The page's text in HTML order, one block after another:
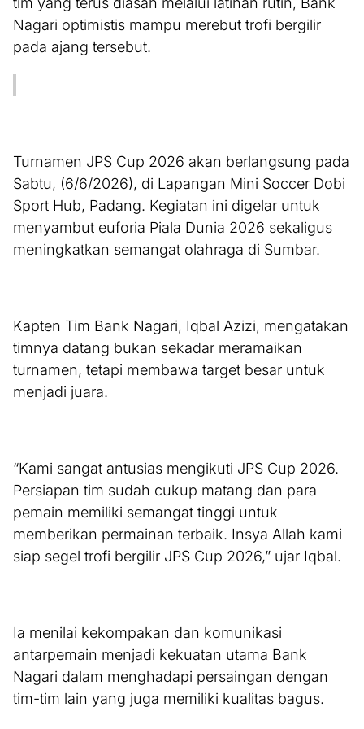
Nagari optimistis mampu merebut trofi bergilir
pada ajang tersebut.
Turnamen JPS Cup 2026 akan berlangsung pada
Sabtu, (6/6/2026), di Lapangan Mini Soccer Dobi
Sport Hub, Padang. Kegiatan ini digelar untuk
menyambut euforia Piala Dunia 2026 sekaligus
meningkatkan semangat olahraga di Sumbar.
Kapten Tim Bank Nagari, Iqbal Azizi, mengatakan
timnya datang bukan sekadar meramaikan
turnamen, tetapi membawa target besar untuk
menjadi juara.
“Kami sangat antusias mengikuti JPS Cup 2026.
Persiapan tim sudah cukup matang dan para
pemain memiliki semangat tinggi untuk
memberikan permainan terbaik. Insya Allah kami
siap segel trofi bergilir JPS Cup 2026,” ujar Iqbal.
Ia menilai kekompakan dan komunikasi
antarpemain menjadi kekuatan utama Bank
Nagari dalam menghadapi persaingan dengan
tim-tim lain yang juga memiliki kualitas bagus.